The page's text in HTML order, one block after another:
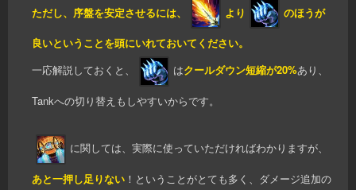
ただし、序盤を安定させるには、 より のほうが
良いということを頭にいれておいてください。
一応解説しておくと、
はクールダウン短縮が20%あり、
Tankへの切り替えもしやすいからです。
に関しては、実際に使っていただければわかりますが、
あと一押し足りない ！ということがとても多く、ダメージ追加の